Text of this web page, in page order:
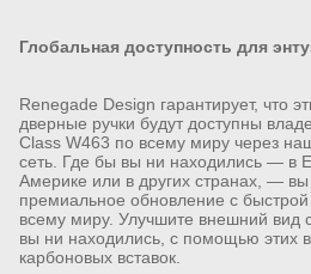
Глобальная доступность для
Renegade Design гарантирует, что
дверные ручки будут доступны
Class W463 по всему миру через
сеть. Где бы вы ни находились — в
Америке или в других странах, — вы
премиальное обновление с
всему миру. Улучшите внешний вид
вы ни находились, с помощью этих
карбоновых вставок.